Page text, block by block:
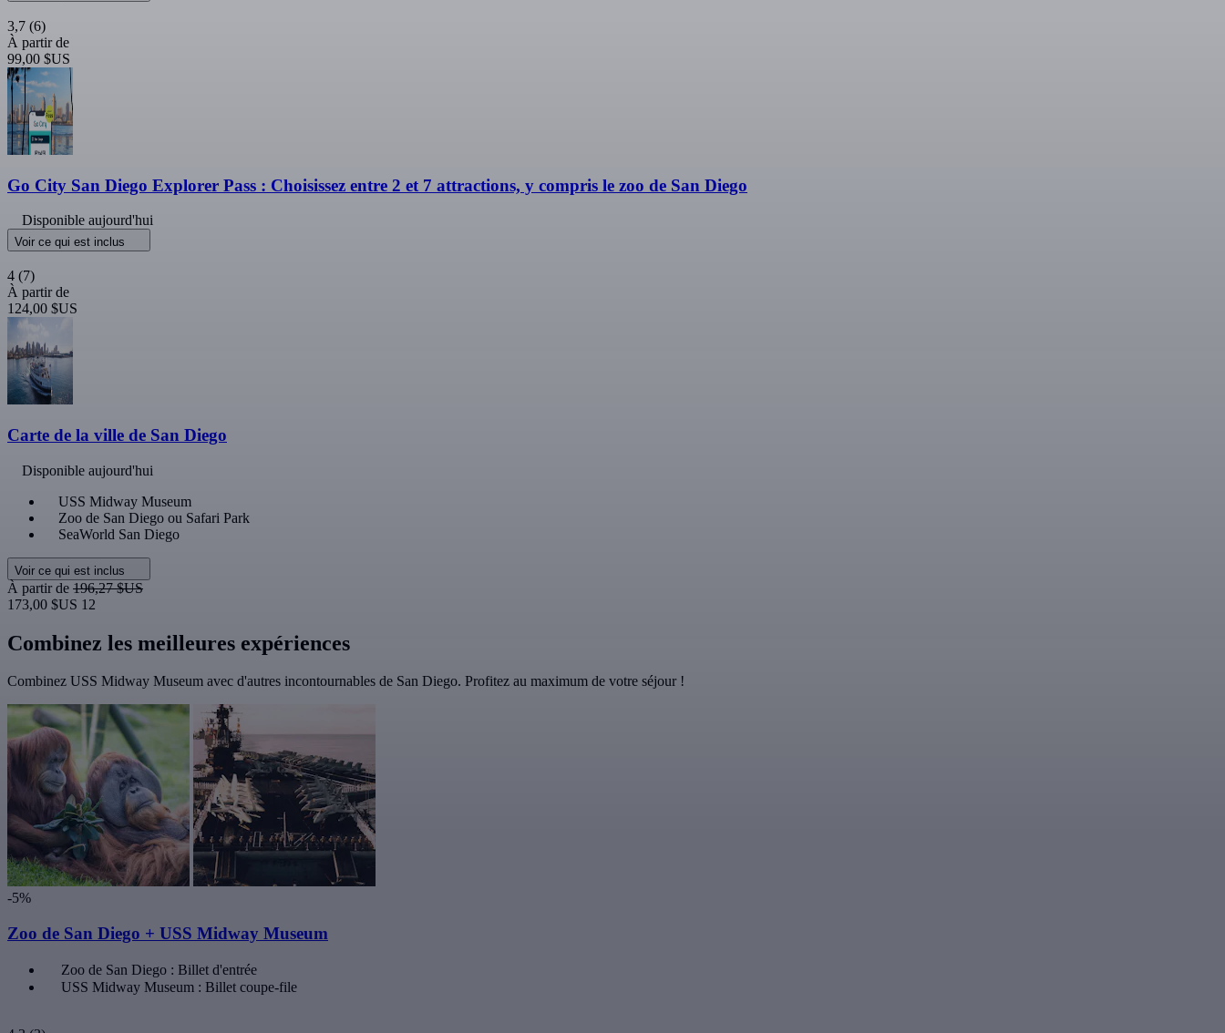
3,7 (6)
À partir de
99,00 $US
Go City San Diego Explorer Pass : Choisissez entre 2 et 7 attractions, y compris le zoo de San Diego
Disponible aujourd'hui
Voir ce qui est inclus
4 (7)
À partir de
124,00 $US
Carte de la ville de San Diego
Disponible aujourd'hui
USS Midway Museum
Zoo de San Diego ou Safari Park
SeaWorld San Diego
Voir ce qui est inclus
À partir de 196,27 $US
173,00 $US 12
Combinez les meilleures expériences
Combinez USS Midway Museum avec d'autres incontournables de San Diego. Profitez au maximum de votre séjour !
-5%
Zoo de San Diego + USS Midway Museum
Zoo de San Diego : Billet d'entrée
USS Midway Museum : Billet coupe-file